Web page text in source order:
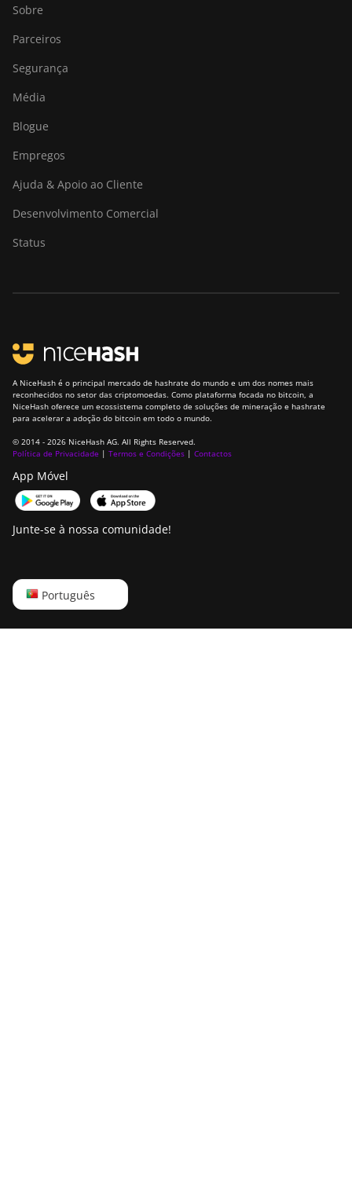
Sobre
Parceiros
Segurança
Média
Blogue
Empregos
Ajuda & Apoio ao Cliente
Desenvolvimento Comercial
Status
A NiceHash é o principal mercado de hashrate do mundo e um dos nomes mais
reconhecidos no setor das criptomoedas. Como plataforma focada no bitcoin, a
NiceHash oferece um ecossistema completo de soluções de mineração e hashrate
para acelerar a adoção do bitcoin em todo o mundo.
© 2014 - 2026 NiceHash AG. All Rights Reserved.
Política de Privacidade | Termos e Condições | Contactos
App Móvel
Junte-se à nossa comunidade!
Português
English